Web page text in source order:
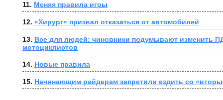
11. Меняя правила игры
12. «Хирург» призвал отказаться от автомобилей
13. Все для людей: чиновники подумывают изменить
мотоциклистов
14. Новые правила
15. Начинающим райдерам запретили ездить со